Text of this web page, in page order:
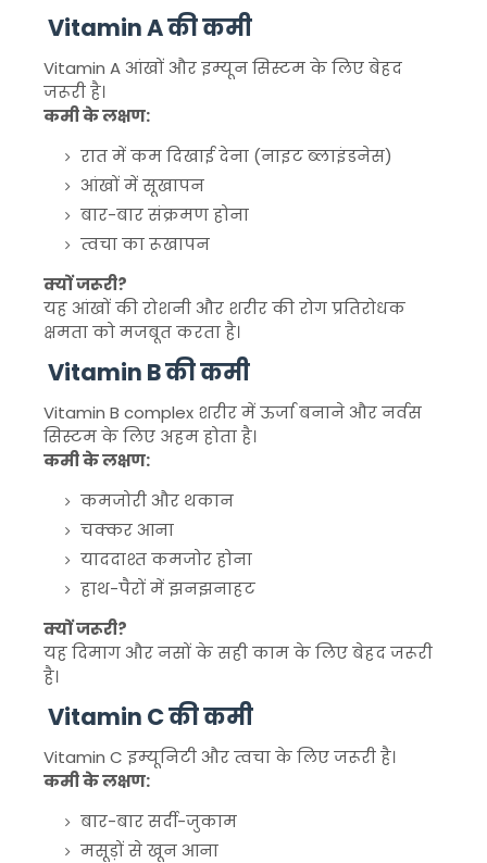
Vitamin A की कमी
Vitamin A आंखों और इम्यून सिस्टम के लिए बेहद
जरूरी है।
कमी के लक्षण:
रात में कम दिखाई देना (नाइट ब्लाइंडनेस)
आंखों में सूखापन
बार-बार संक्रमण होना
त्वचा का रूखापन
क्यों जरूरी?
यह आंखों की रोशनी और शरीर की रोग प्रतिरोधक
क्षमता को मजबूत करता है।
Vitamin B की कमी
Vitamin B complex शरीर में ऊर्जा बनाने और नर्वस
सिस्टम के लिए अहम होता है।
कमी के लक्षण:
कमजोरी और थकान
चक्कर आना
याददाश्त कमजोर होना
हाथ-पैरों में झनझनाहट
क्यों जरूरी?
यह दिमाग और नसों के सही काम के लिए बेहद जरूरी
है।
Vitamin C की कमी
Vitamin C इम्यूनिटी और त्वचा के लिए जरूरी है।
कमी के लक्षण:
बार-बार सर्दी-जुकाम
मसूड़ों से खून आना